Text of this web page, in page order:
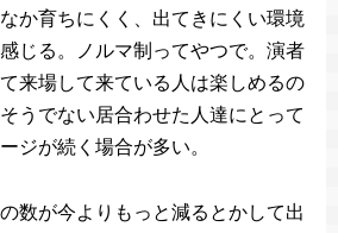
か育ちにくく、出てきにくい環境
じる。ノルマ制ってやつで。演者
来場して来ている人は楽しめるの
うでない居合わせた人達にとって
ジが続く場合が多い。
数が今よりもっと減るとかして出